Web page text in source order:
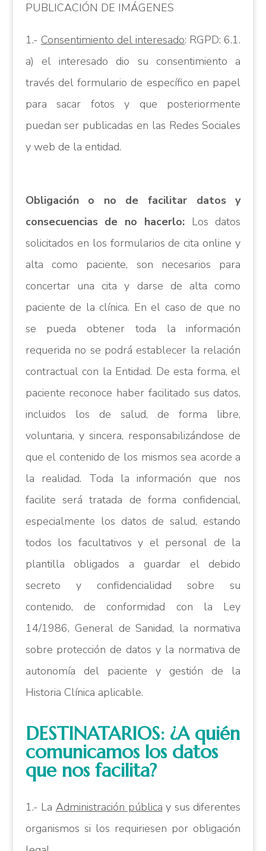
PUBLICACIÓN DE IMÁGENES
1.- Consentimiento del interesado: RGPD: 6.1.
a) el interesado dio su consentimiento a
través del formulario de específico en papel
para sacar fotos y que posteriormente
puedan ser publicadas en las Redes Sociales
y web de la entidad.
Obligación o no de facilitar datos y
consecuencias de no hacerlo: Los datos
solicitados en los formularios de cita online y
alta como paciente, son necesarios para
concertar una cita y darse de alta como
paciente de la clínica. En el caso de que no
se pueda obtener toda la información
requerida no se podrá establecer la relación
contractual con la Entidad. De esta forma, el
paciente reconoce haber facilitado sus datos,
incluidos los de salud, de forma libre,
voluntaria, y sincera, responsabilizándose de
que el contenido de los mismos sea acorde a
la realidad. Toda la información que nos
facilite será tratada de forma confidencial,
especialmente los datos de salud, estando
todos los facultativos y el personal de la
plantilla obligados a guardar el debido
secreto y confidencialidad sobre su
contenido, de conformidad con la Ley
14/1986, General de Sanidad, la normativa
sobre protección de datos y la normativa de
autonomía del paciente y gestión de la
Historia Clínica aplicable.
DESTINATARIOS: ¿A quién
comunicamos los datos
que nos facilita?
1.- La Administración pública y sus diferentes
organismos si los requiriesen por obligación